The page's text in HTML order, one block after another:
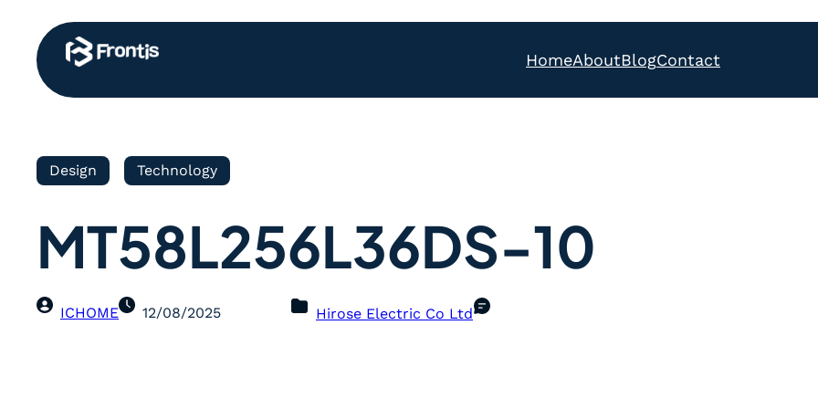
HomeAboutBlogContact
Design Technology
MT58L256L36DS-10
ICHOME 12/08/2025 Hirose Electric Co Ltd